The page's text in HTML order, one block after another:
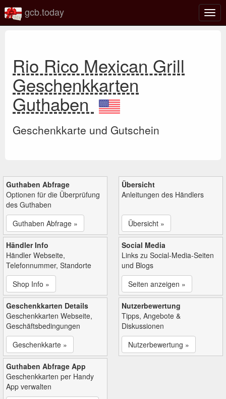
gcb.today
Rio Rico Mexican Grill
Geschenkkarten
Guthaben
Geschenkkarte und Gutschein
Guthaben Abfrage
Optionen für die Überprüfung
des Guthaben
Guthaben Abfrage »
Übersicht
Anleitungen des Händlers
Übersicht »
Händler Info
Händler Webseite,
Telefonnummer, Standorte
Shop Info »
Social Media
Links zu Social-Media-Seiten
und Blogs
Seiten anzeigen »
Geschenkkarten Details
Geschenkkarten Webseite,
Geschäftsbedingungen
Geschenkkarte »
Nutzerbewertung
Tipps, Angebote &
Diskussionen
Nutzerbewertung »
Guthaben Abfrage App
Geschenkkarten per Handy
App verwalten